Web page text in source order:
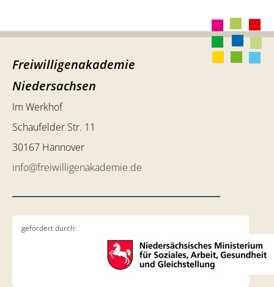
Freiwilligenakademie
Niedersachsen
Im Werkhof
Schaufelder Str. 11
30167 Hannover
info@freiwilligenakademie.de
gefördert durch: